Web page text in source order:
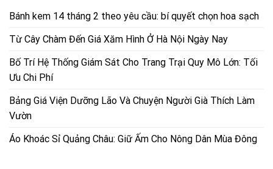
Bánh kem 14 tháng 2 theo yêu cầu: bí quyết chọn hoa sạch
Từ Cây Chàm Đến Giá Xăm Hình Ở Hà Nội Ngày Nay
Bố Trí Hệ Thống Giám Sát Cho Trang Trại Quy Mô Lớn: Tối
Ưu Chi Phí
Bảng Giá Viện Dưỡng Lão Và Chuyện Người Già Thích Làm
Vườn
Áo Khoác Sỉ Quảng Châu: Giữ Ấm Cho Nông Dân Mùa Đông